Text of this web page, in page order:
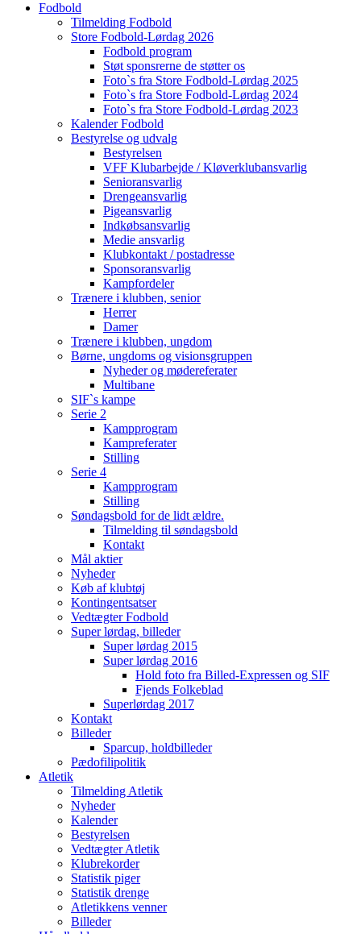
Fodbold
Tilmelding Fodbold
Store Fodbold-Lørdag 2026
Fodbold program
Støt sponsrerne de støtter os
Foto`s fra Store Fodbold-Lørdag 2025
Foto`s fra Store Fodbold-Lørdag 2024
Foto`s fra Store Fodbold-Lørdag 2023
Kalender Fodbold
Bestyrelse og udvalg
Bestyrelsen
VFF Klubarbejde / Kløverklubansvarlig
Senioransvarlig
Drengeansvarlig
Pigeansvarlig
Indkøbsansvarlig
Medie ansvarlig
Klubkontakt / postadresse
Sponsoransvarlig
Kampfordeler
Trænere i klubben, senior
Herrer
Damer
Trænere i klubben, ungdom
Børne, ungdoms og visionsgruppen
Nyheder og mødereferater
Multibane
SIF`s kampe
Serie 2
Kampprogram
Kampreferater
Stilling
Serie 4
Kampprogram
Stilling
Søndagsbold for de lidt ældre.
Tilmelding til søndagsbold
Kontakt
Mål aktier
Nyheder
Køb af klubtøj
Kontingentsatser
Vedtægter Fodbold
Super lørdag, billeder
Super lørdag 2015
Super lørdag 2016
Hold foto fra Billed-Expressen og SIF
Fjends Folkeblad
Superlørdag 2017
Kontakt
Billeder
Sparcup, holdbilleder
Pædofilipolitik
Atletik
Tilmelding Atletik
Nyheder
Kalender
Bestyrelsen
Vedtægter Atletik
Klubrekorder
Statistik piger
Statistik drenge
Atletikkens venner
Billeder